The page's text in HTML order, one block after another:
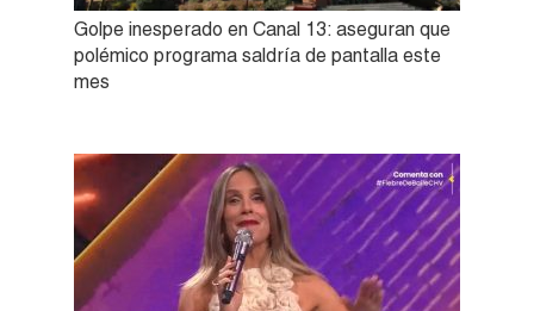
Golpe inesperado en Canal 13: aseguran que
polémico programa saldría de pantalla este
mes